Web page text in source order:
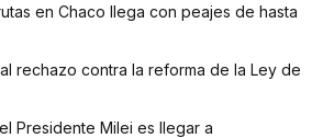
en Chaco llega con peajes de hasta
rechazo contra la reforma de la Ley de
Presidente Milei es llegar a